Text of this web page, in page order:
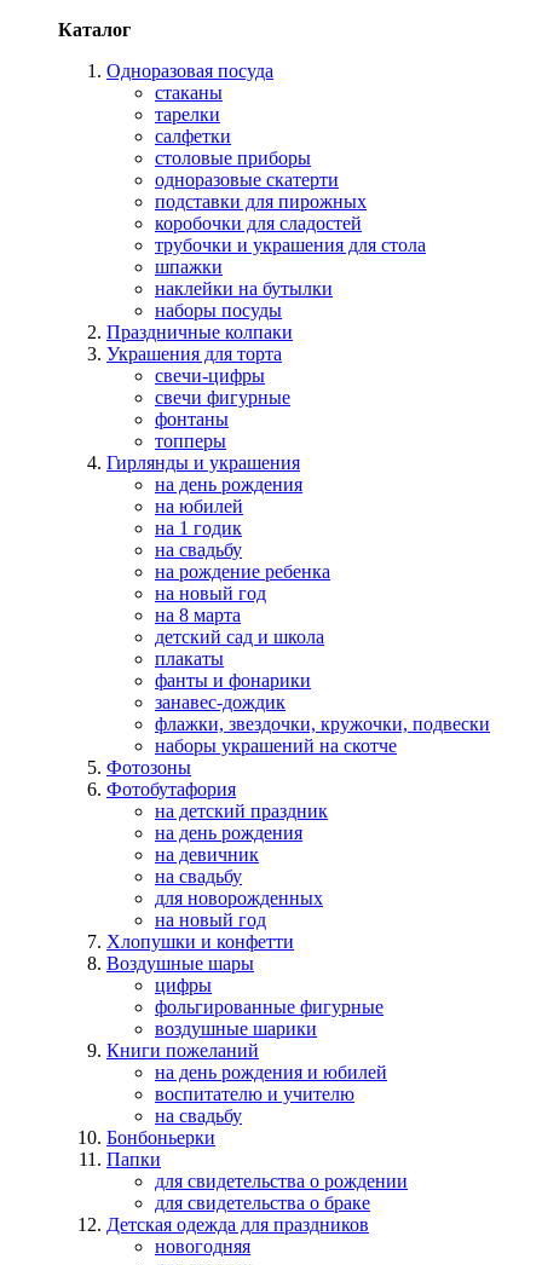
Каталог
Одноразовая посуда
стаканы
тарелки
салфетки
столовые приборы
одноразовые скатерти
подставки для пирожных
коробочки для сладостей
трубочки и украшения для стола
шпажки
наклейки на бутылки
наборы посуды
Праздничные колпаки
Украшения для торта
свечи-цифры
свечи фигурные
фонтаны
топперы
Гирлянды и украшения
на день рождения
на юбилей
на 1 годик
на свадьбу
на рождение ребенка
на новый год
на 8 марта
детский сад и школа
плакаты
фанты и фонарики
занавес-дождик
флажки, звездочки, кружочки, подвески
наборы украшений на скотче
Фотозоны
Фотобутафория
на детский праздник
на день рождения
на девичник
на свадьбу
для новорожденных
на новый год
Хлопушки и конфетти
Воздушные шары
цифры
фольгированные фигурные
воздушные шарики
Книги пожеланий
на день рождения и юбилей
воспитателю и учителю
на свадьбу
Бонбоньерки
Папки
для свидетельства о рождении
для свидетельства о браке
Детская одежда для праздников
новогодняя